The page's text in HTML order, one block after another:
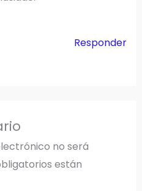
Responder
no será
están